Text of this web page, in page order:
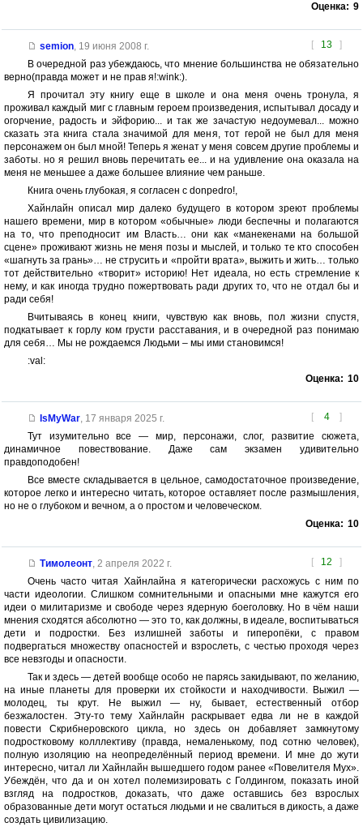
Оценка: 9
[ 13 ]
semion, 19 июня 2008 г.
В очередной раз убеждаюсь, что мнение большинства не обязательно
верно(правда может и не прав я!:wink:).
Я прочитал эту книгу еще в школе и она меня очень тронула, я
проживал каждый миг с главным героем произведения, испытывал досаду и
огорчение, радость и эйфорию... и так же зачастую недоумевал... можно
сказать эта книга стала значимой для меня, тот герой не был для меня
персонажем он был мной! Теперь я женат у меня совсем другие проблемы и
заботы. но я решил вновь перечитать ее... и на удивление она оказала на
меня не меньшее а даже большее влияние чем раньше.
Книга очень глубокая, я согласен с donpedro!,
Хайнлайн описал мир далеко будущего в котором зреют проблемы
нашего времени, мир в котором «обычные» люди беспечны и полагаются
на то, что преподносит им Власть… они как «манекенами на большой
сцене» проживают жизнь не меня позы и мыслей, и только те кто способен
«шагнуть за грань»… не струсить и «пройти врата», выжить и жить… только
тот действительно «творит» историю! Нет идеала, но есть стремление к
нему, и как иногда трудно пожертвовать ради других то, что не отдал бы и
ради себя!
Вчитываясь в конец книги, чувствую как вновь, пол жизни спустя,
подкатывает к горлу ком грусти расставания, и в очередной раз понимаю
для себя… Мы не рождаемся Людьми – мы ими становимся!
:val:
Оценка: 10
[ 4 ]
IsMyWar, 17 января 2025 г.
Тут изумительно все — мир, персонажи, слог, развитие сюжета,
динамичное повествование. Даже сам экзамен удивительно
правдоподобен!
Все вместе складывается в цельное, самодостаточное произведение,
которое легко и интересно читать, которое оставляет после размышления,
но не о глубоком и вечном, а о простом и человеческом.
Оценка: 10
[ 12 ]
Тимолеонт, 2 апреля 2022 г.
Очень часто читая Хайнлайна я категорически расхожусь с ним по
части идеологии. Слишком сомнительными и опасными мне кажутся его
идеи о милитаризме и свободе через ядерную боеголовку. Но в чём наши
мнения сходятся абсолютно — это то, как должны, в идеале, воспитываться
дети и подростки. Без излишней заботы и гиперопёки, с правом
подвергаться множеству опасностей и взрослеть, с честью проходя через
все невзгоды и опасности.
Так и здесь — детей вообще особо не парясь закидывают, по желанию,
на иные планеты для проверки их стойкости и находчивости. Выжил —
молодец, ты крут. Не выжил — ну, бывает, естественный отбор
безжалостен. Эту-то тему Хайнлайн раскрывает едва ли не в каждой
повести Скрибнеровского цикла, но здесь он добавляет замкнутому
подростковому колллективу (правда, немаленькому, под сотню человек),
полную изоляцию на неопределённый период времени. И мне до жути
интересно, читал ли Хайнлайн вышедшего годом ранее «Повелителя Мух».
Убеждён, что да и он хотел полемизировать с Голдингом, показать иной
взгляд на подростков, доказать, что даже оставшись без взрослых
образованные дети могут остаться людьми и не свалиться в дикость, а даже
создать цивилизацию.